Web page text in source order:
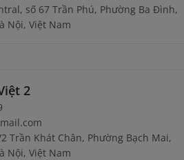
số 67 Trần Phú, Phường Ba Đình,
Nội, Việt Nam
2
Trần Khát Chân, Phường Bạch Mai,
Nội, Việt Nam